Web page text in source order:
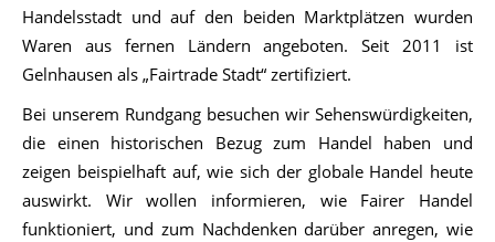
Handelsstadt und auf den beiden Marktplätzen wurden
Waren aus fernen Ländern angeboten. Seit 2011 ist
Gelnhausen als „Fairtrade Stadt“ zertifiziert.
Bei unserem Rundgang besuchen wir Sehenswürdigkeiten,
die einen historischen Bezug zum Handel haben und
zeigen beispielhaft auf, wie sich der globale Handel heute
auswirkt. Wir wollen informieren, wie Fairer Handel
funktioniert, und zum Nachdenken darüber anregen, wie